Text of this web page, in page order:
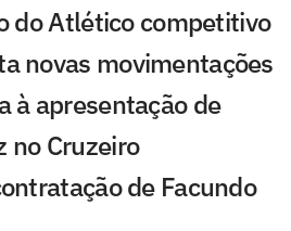
do Atlético competitivo
novas movimentações
à apresentação de
no Cruzeiro
de Facundo